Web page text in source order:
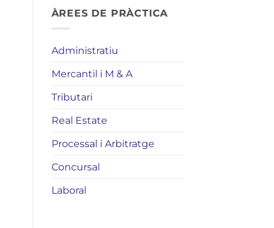
ÀREES DE PRÀCTICA
Administratiu
Mercantil i M & A
Tributari
Real Estate
Processal i Arbitratge
Concursal
Laboral